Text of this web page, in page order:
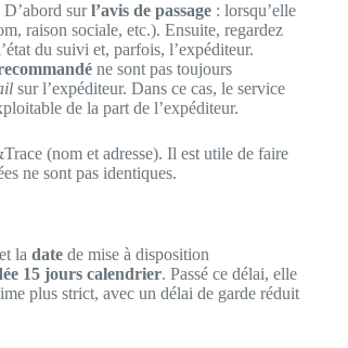
surl’avis de passage : lorsqu’elle
raison sociale, etc.). Ensuite, regardez
du suivi et, parfois, l’expéditeur.
ne sont pas toujours
sur l’expéditeur. Dans ce cas, le service
de la part de l’expéditeur.
(nom et adresse). Il est utile de faire
ne sont pas identiques.
et la date de mise à disposition
15 jours calendrier. Passé ce délai, elle
plus strict, avec un délai de garde réduit